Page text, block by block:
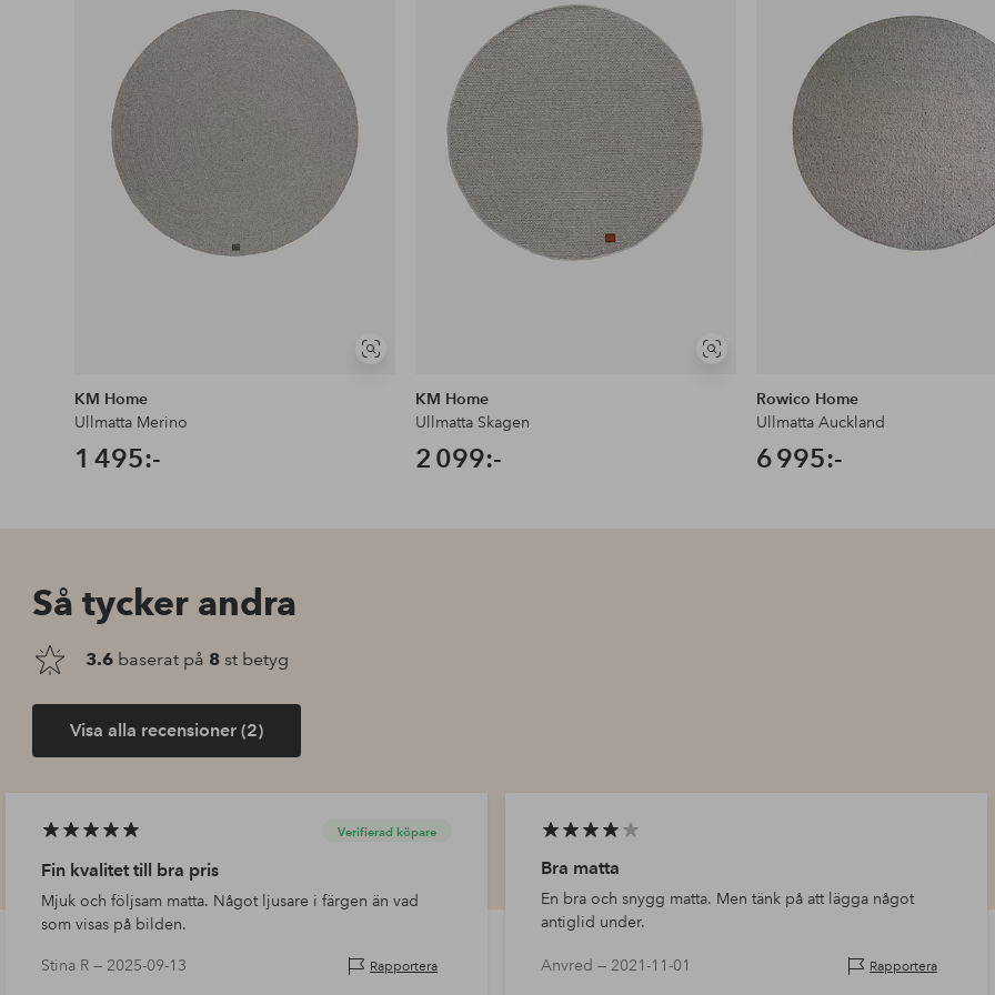
Visa
KM Home
Ullmatta Merino
1 495:-
Visa
KM Home
Ullmatta Skagen
2 099:-
Rowico Home
Ullmatta Auckland
6 995:-
Så tycker andra
3.6 baserat på 8 st betyg
Visa alla recensioner (2)
Verifierad köpare
Fin kvalitet till bra pris
Mjuk och följsam matta. Något ljusare i färgen än vad
som visas på bilden.
Stina R —2025-09-13 Rapportera
Bra matta
En bra och snygg matta. Men tänk på att lägga något
antiglid under.
Anvred —2021-11-01 Rapportera